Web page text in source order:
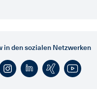
in den sozialen Netzwerken